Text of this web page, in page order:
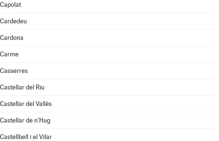
Capolat
Cardedeu
Cardona
Carme
Casserres
Castellar del Riu
Castellar del Vallès
Castellar de n'Hug
Castellbell i el Vilar